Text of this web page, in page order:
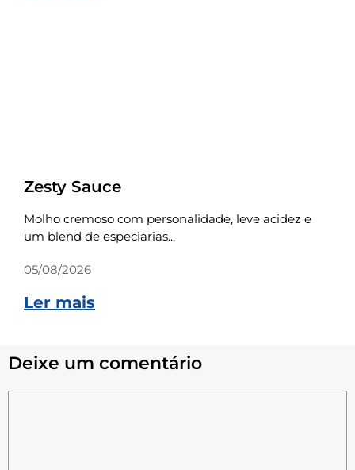
Zesty Sauce
Molho cremoso com personalidade, leve acidez e
um blend de especiarias...
05/08/2026
Ler mais
Deixe um comentário